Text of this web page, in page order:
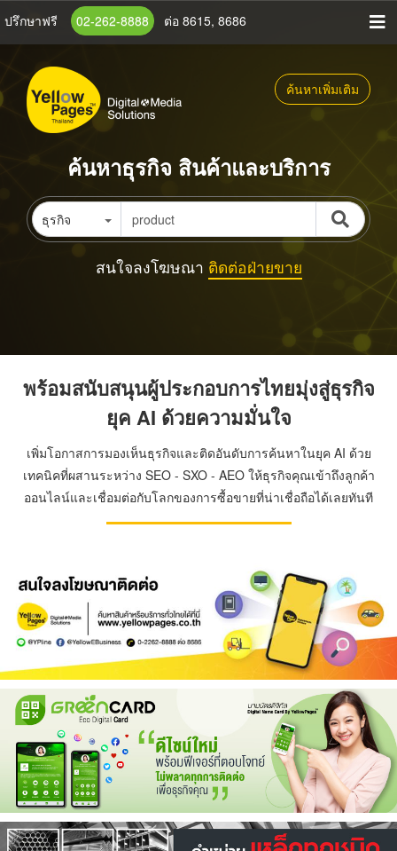
ข้าม
เนื้อหา
หลัก
ปรึกษาฟรี 02-262-8888 ต่อ 8615, 8686
ค้นหาเพิ่มเติม
ค้นหาธุรกิจ สินค้าและบริการ
ธุรกิจ
สนใจลงโฆษณา ติดต่อฝ่ายขาย
พร้อมสนับสนุนผู้ประกอบการไทยมุ่งสู่ธุรกิจ
ยุค AI ด้วยความมั่นใจ
เพิ่มโอกาสการมองเห็นธุรกิจและติดอันดับการค้นหาในยุค AI ด้วย
เทคนิคที่ผสานระหว่าง SEO - SXO - AEO ให้ธุรกิจคุณเข้าถึงลูกค้า
ออนไลน์และเชื่อมต่อกับโลกของการซื้อขายที่น่าเชื่อถือได้เลยทันที